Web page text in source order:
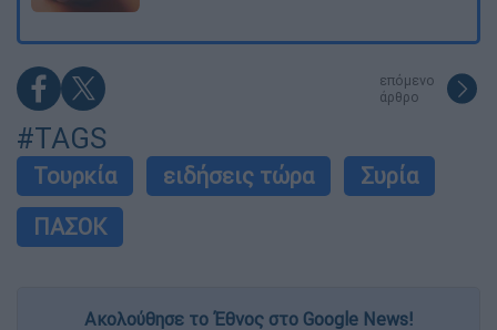
επόμενο
άρθρο
#TAGS
Τουρκία ειδήσεις τώρα
Συρία
ΠΑΣΟΚ
Ακολούθησε το Έθνος στο Google News!